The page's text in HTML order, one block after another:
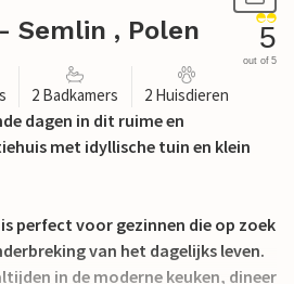
Semlin , Polen 5
out of 5
2 Badkamers 2 Huisdieren
dagen in dit ruime en
met idyllische tuin en klein
perfect voor gezinnen die op zoek
van het dagelijks leven.
in de moderne keuken, dineer